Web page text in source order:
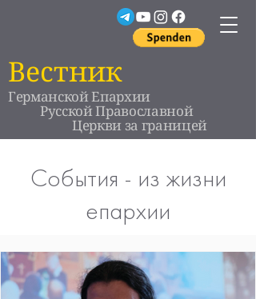
Вестник
Германской Епархии
Русской Православной
Церкви за границей
События - из жизни
епархии